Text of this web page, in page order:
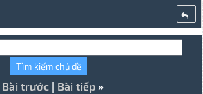
Bài trước| Bài tiếp»